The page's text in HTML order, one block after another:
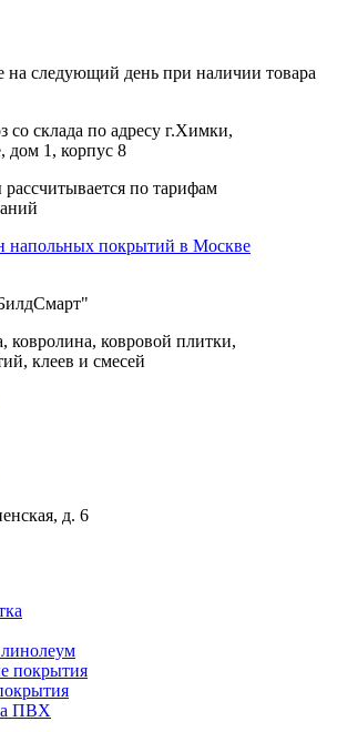
на следующий день при наличии товара
со склада по адресу г.Химки,
дом 1, корпус 8
по тарифам
ковролина, ковровой плитки,
клеев и смесей
д. 6
покрытия
ПВХ